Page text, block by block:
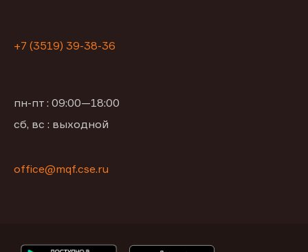
+7 (3519) 39-38-36
пн-пт : 09:00—18:00
сб, вс : выходной
office@mqf.cse.ru